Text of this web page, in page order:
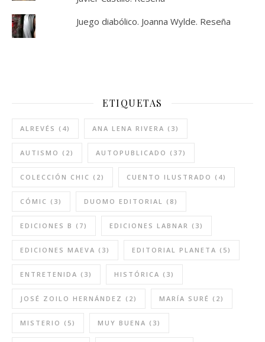
Juego diabólico. Joanna Wylde. Reseña
ETIQUETAS
ALREVÉS (4) ANA LENA RIVERA (3)
AUTISMO (2) AUTOPUBLICADO (37)
COLECCIÓN CHIC (2) CUENTO ILUSTRADO (4)
CÓMIC (3) DUOMO EDITORIAL (8)
EDICIONES B (7) EDICIONES LABNAR (3)
EDICIONES MAEVA (3) EDITORIAL PLANETA (5)
ENTRETENIDA (3) HISTÓRICA (3)
JOSÉ ZOILO HERNÁNDEZ (2) MARÍA SURÉ (2)
MISTERIO (5) MUY BUENA (3)